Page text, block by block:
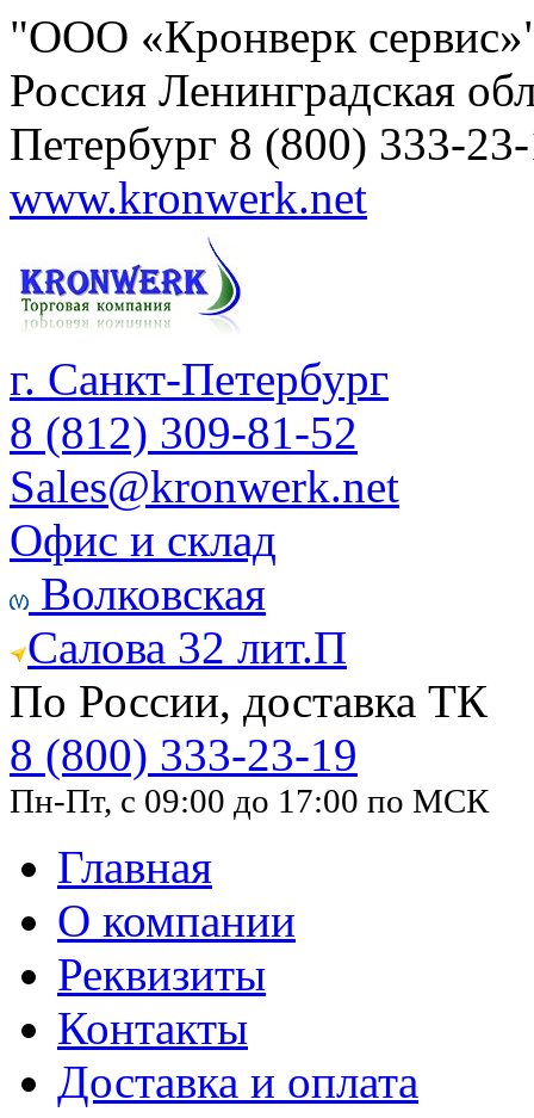
"ООО «Кронверк
Россия Ленинградская
Петербург 8 (800) 333-
www.kronwerk.net
г. Санкт-Петербург
8 (812) 309-81-52
Sales@kronwerk.net
Офис и склад
Волковская
Салова 32 лит.П
По России, доставка ТК
8 (800) 333-23-19
Пн-Пт, с 09:00 до 17:00 по МСК
Главная
О компании
Реквизиты
Контакты
Доставка и оплата